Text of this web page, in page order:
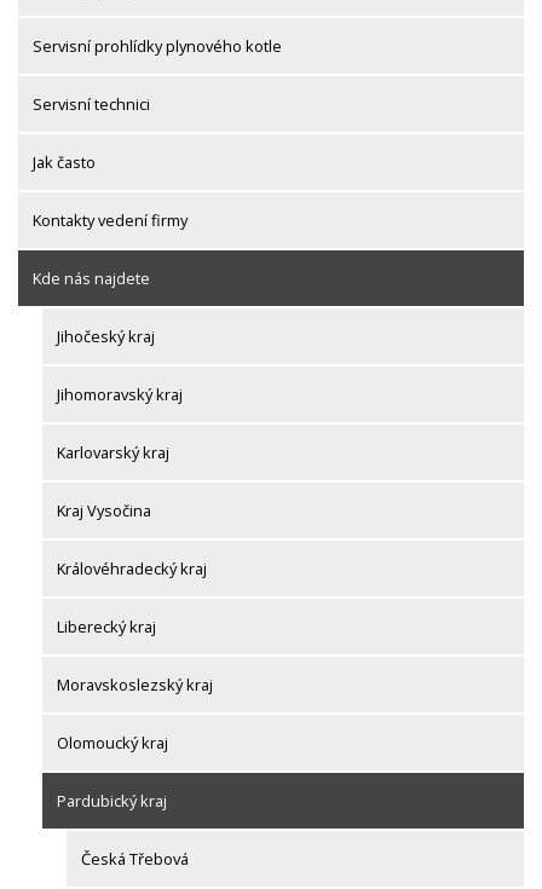
Servisní prohlídky plynového kotle
Servisní technici
Jak často
Kontakty vedení firmy
Kde nás najdete
Jihočeský kraj
Jihomoravský kraj
Karlovarský kraj
Kraj Vysočina
Královéhradecký kraj
Liberecký kraj
Moravskoslezský kraj
Olomoucký kraj
Pardubický kraj
Česká Třebová